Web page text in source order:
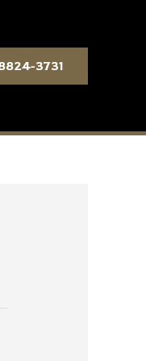
3731